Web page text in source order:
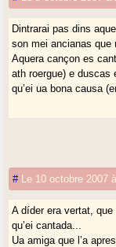
Dintrarai pas dins
son mei ancianas que
Aquera cançon es
ath roergue) e duscas
qu’ei ua bona causa
# Le 10 octobre 2007
A díder era vertat,
qu’ei cantada...
Ua amiga que l’a